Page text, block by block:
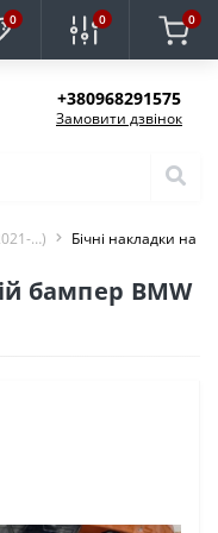
0 0 0
+380968291575
Замовити дзвінок
…) Бічні накладки на
бампер BMW